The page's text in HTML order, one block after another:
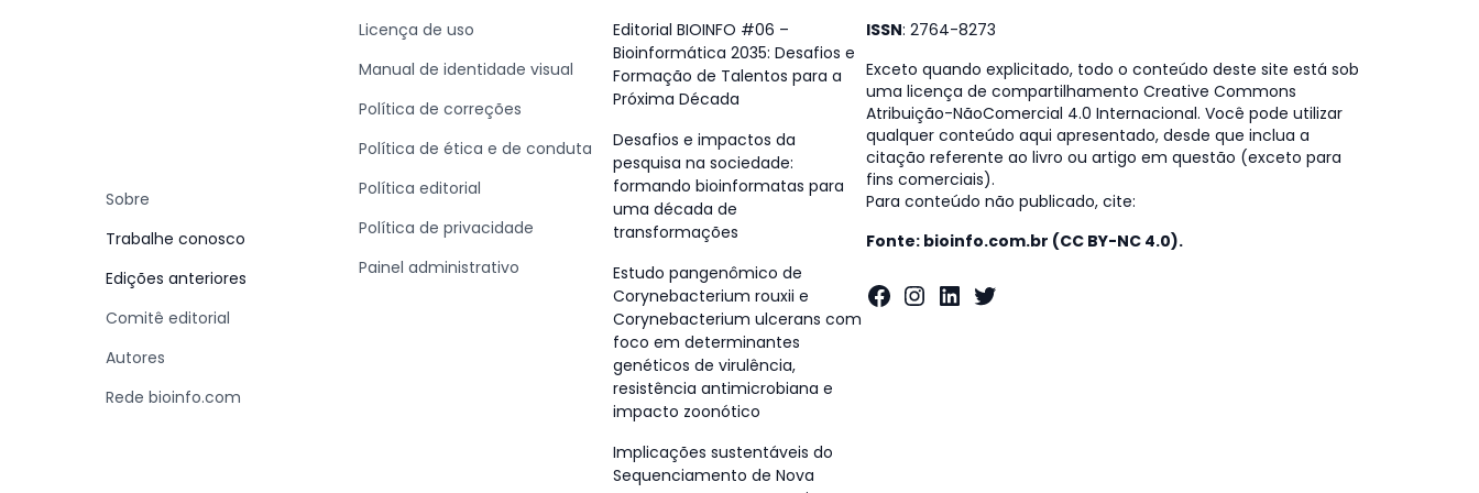
Sobre
Trabalhe conosco
Edições anteriores
Comitê editorial
Autores
Rede bioinfo.com
Licença de uso
Manual de identidade visual
Política de correções
Política de ética e de conduta
Política editorial
Política de privacidade
Painel administrativo
Editorial BIOINFO #06 –
Bioinformática 2035: Desafios e
Formação de Talentos para a
Próxima Década
Desafios e impactos da
pesquisa na sociedade:
formando bioinformatas para
uma década de
transformações
Estudo pangenômico de
Corynebacterium rouxii e
Corynebacterium ulcerans com
foco em determinantes
genéticos de virulência,
resistência antimicrobiana e
impacto zoonótico
Implicações sustentáveis do
Sequenciamento de Nova
ISSN: 2764-8273
Exceto quando explicitado, todo o conteúdo deste site está sob
uma licença de compartilhamento Creative Commons
Atribuição-NãoComercial 4.0 Internacional. Você pode utilizar
qualquer conteúdo aqui apresentado, desde que inclua a
citação referente ao livro ou artigo em questão (exceto para
fins comerciais).
Para conteúdo não publicado, cite:
Fonte: bioinfo.com.br (CC BY-NC 4.0).
Facebook
Instagram
LinkedIn
Twitter